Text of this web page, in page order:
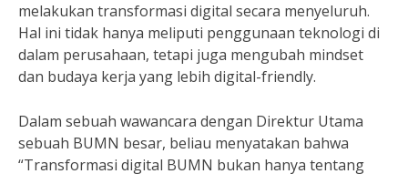
melakukan transformasi digital secara menyeluruh.
Hal ini tidak hanya meliputi penggunaan teknologi di
dalam perusahaan, tetapi juga mengubah mindset
dan budaya kerja yang lebih digital-friendly.
Dalam sebuah wawancara dengan Direktur Utama
sebuah BUMN besar, beliau menyatakan bahwa
“Transformasi digital BUMN bukan hanya tentang